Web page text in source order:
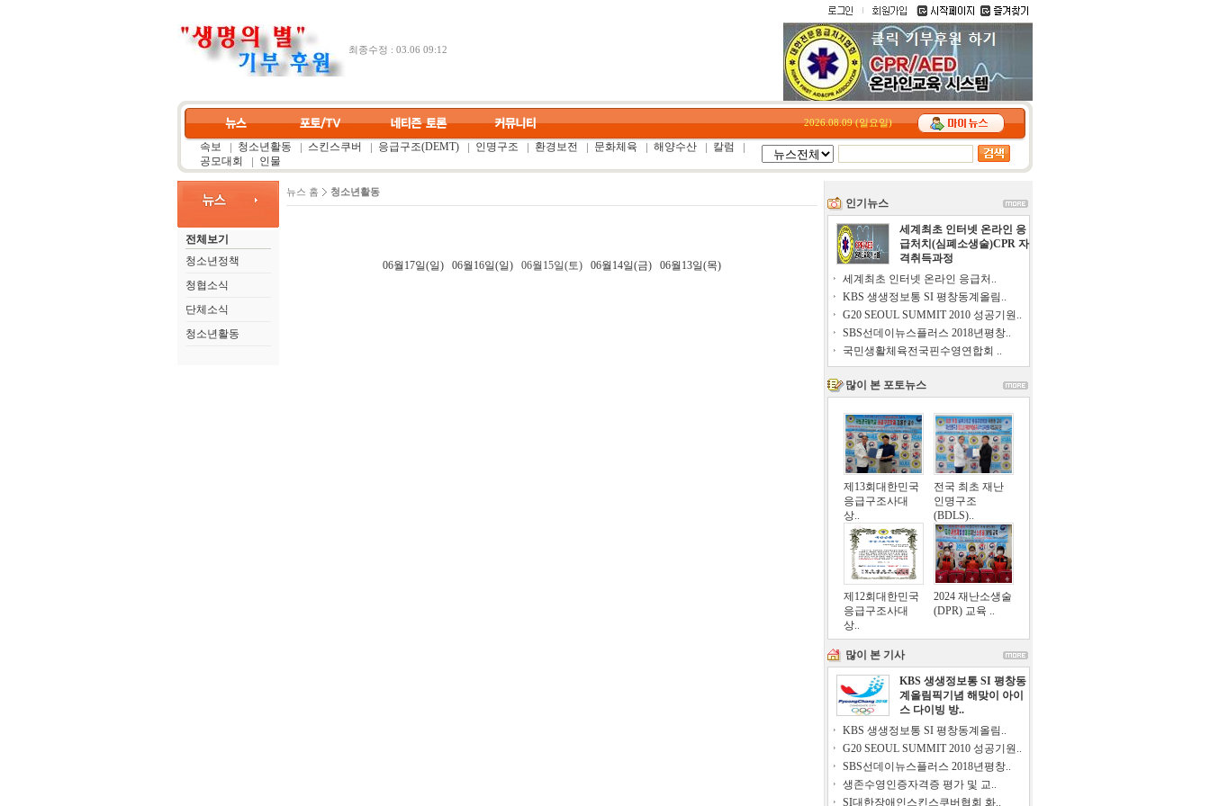
최종수정 : 03.06 09:12
2026.08.09 (일요일)
속보 청소년활동 스킨스쿠버 응급구조(DEMT) 인명구조 환경보전 문화체육 해양수산
칼럼
공모대회
인물
전체보기
청소년정책
청협소식
단체소식
청소년활동
뉴스 홈 청소년활동
06월17일(일) 06월16일(일) 06월15일(토) 06월14일(금) 06월13일(목)
인기뉴스
세계최초 인터넷 온라인 응
급처치(심폐소생술)CPR 자
격취득과정
세계최초 인터넷 온라인 응급처..
KBS 생생정보통 SI 평창동계올림..
G20 SEOUL SUMMIT 2010 성공기원..
SBS선데이뉴스플러스 2018년평창..
국민생활체육전국핀수영연합회 ..
많이 본 포토뉴스
제13회대한민국
응급구조사대
상..
전국 최초 재난
인명구조
(BDLS)..
제12회대한민국
응급구조사대
상..
2024 재난소생술
(DPR) 교육 ..
많이 본 기사
KBS 생생정보통 SI 평창동
계올림픽기념 해맞이 아이
스 다이빙 방..
KBS 생생정보통 SI 평창동계올림..
G20 SEOUL SUMMIT 2010 성공기원..
SBS선데이뉴스플러스 2018년평창..
생존수영인증자격증 평가 및 교..
SI대한장애인스킨스쿠버협회 화..